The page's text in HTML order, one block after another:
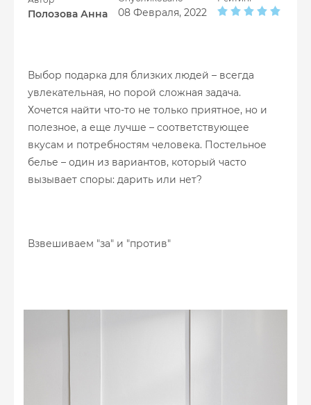
Полозова Анна 08 Февраля, 2022
Выбор подарка для близких людей – всегда
увлекательная, но порой сложная задача.
Хочется найти что-то не только приятное, но и
полезное, а еще лучше – соответствующее
вкусам и потребностям человека. Постельное
белье – один из вариантов, который часто
вызывает споры: дарить или нет?
Взвешиваем "за" и "против"